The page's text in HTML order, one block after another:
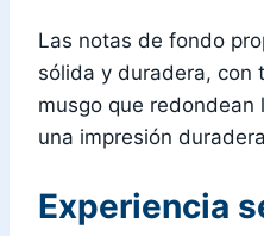
Las notas de fondo
sólida y duradera, con
musgo que
una impresión
Experiencia